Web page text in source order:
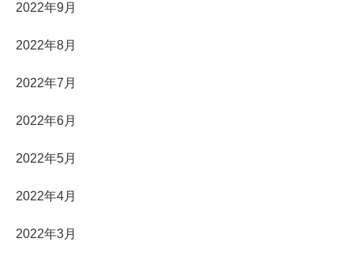
2022年9月
2022年8月
2022年7月
2022年6月
2022年5月
2022年4月
2022年3月